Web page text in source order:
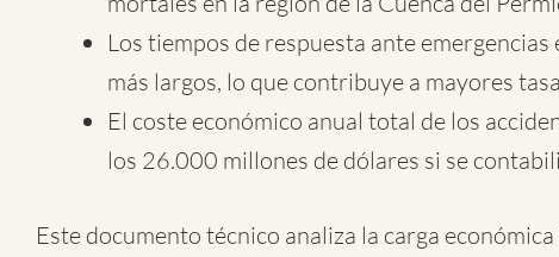
Los tiempos de respuesta ante
más largos, lo que contribuye a mayores
El coste económico anual total de los
los 26.000 millones de dólares si se
Este documento técnico analiza la carga